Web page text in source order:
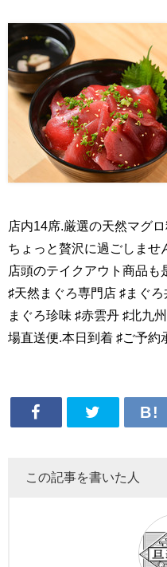
店内14席.厳選の天然マグ
ちょっと贅沢に過ごしませ
店頭のテイクアウト商品も
♯天然まぐろ専門店 ♯まぐ
まぐろ珍味 ♯赤雲丹 ♯北九
場直送便.本日到着 ♯ご予約
この記事を書いた人